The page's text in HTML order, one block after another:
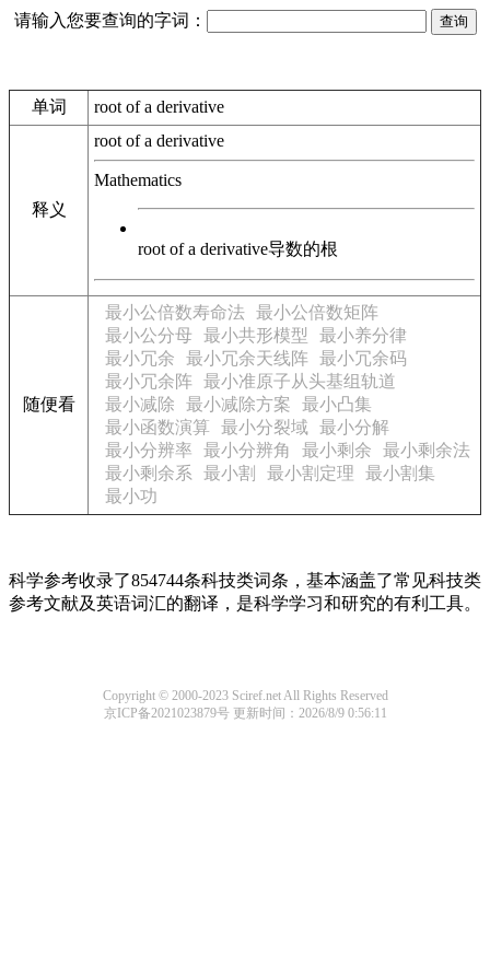
请输入您要查询的字词：
单词 root of a derivative
释义
root of a derivative
Mathematics
root of a derivative导数的根
随便看
最小公倍数寿命法 最小公倍数矩阵
最小公分母
最小共形模型
最小养分律
最小冗余
最小冗余天线阵 最小冗余码
最小冗余阵 最小准原子从头基组轨道
最小减除
最小减除方案
最小凸集
最小函数演算
最小分裂域
最小分解
最小分辨率
最小分辨角 最小剩余
最小剩余法
最小剩余系
最小割 最小割定理
最小割集
最小功
科学参考收录了854744条科技类词条，基本涵盖了常见科技类
参考文献及英语词汇的翻译，是科学学习和研究的有利工具。
Copyright © 2000-2023 Sciref.net All Rights Reserved
京ICP备2021023879号更新时间：2026/8/9 0:56:11